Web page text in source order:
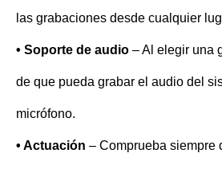
las grabaciones desde cualquier
• Soporte de audio – Al elegir una
de que pueda grabar el audio del
micrófono.
• Actuación – Comprueba siempre